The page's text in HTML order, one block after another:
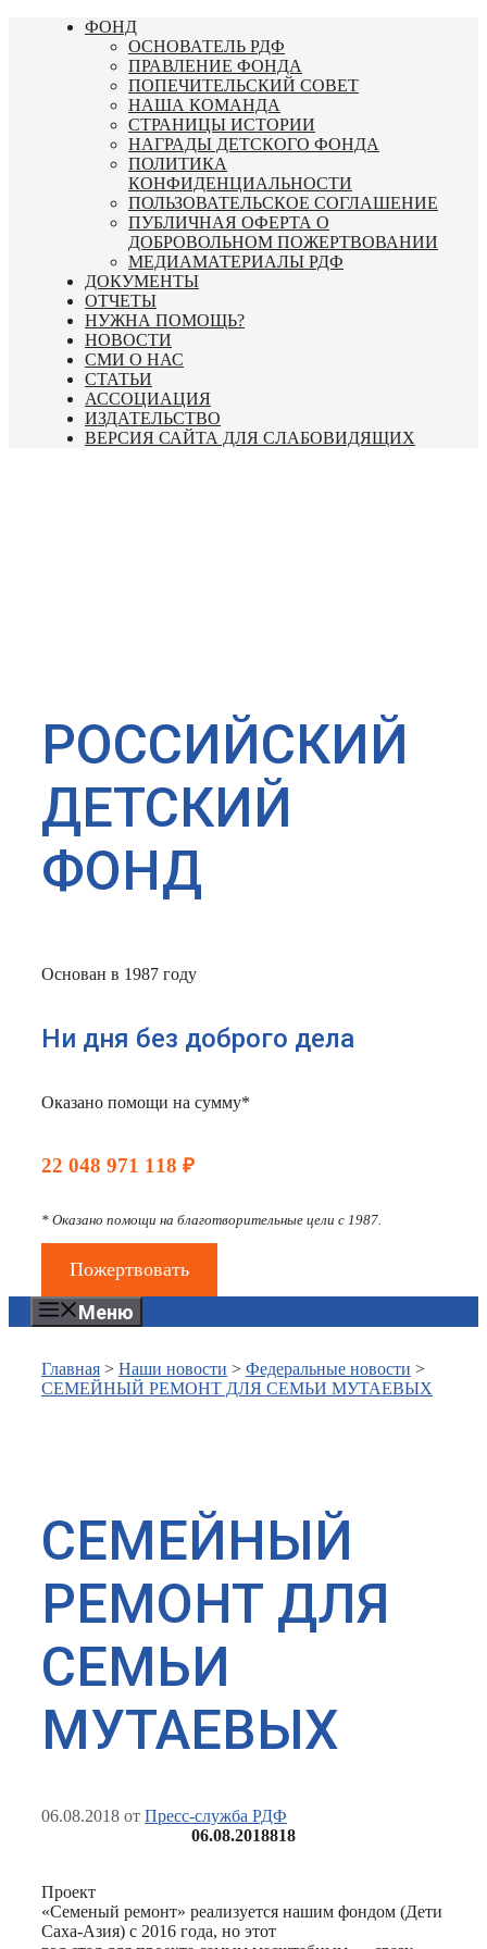
Перейти
ФОНД
ОСНОВАТЕЛЬ РДФ
ПРАВЛЕНИЕ ФОНДА
ПОПЕЧИТЕЛЬСКИЙ СОВЕТ
НАША КОМАНДА
СТРАНИЦЫ ИСТОРИИ
НАГРАДЫ ДЕТСКОГО ФОНДА
ПОЛИТИКА
КОНФИДЕНЦИАЛЬНОСТИ
ПОЛЬЗОВАТЕЛЬСКОЕ СОГЛАШЕНИЕ
ПУБЛИЧНАЯ ОФЕРТА О
ДОБРОВОЛЬНОМ ПОЖЕРТВОВАНИИ
МЕДИАМАТЕРИАЛЫ РДФ
ДОКУМЕНТЫ
ОТЧЕТЫ
НУЖНА ПОМОЩЬ?
НОВОСТИ
СМИ О НАС
СТАТЬИ
АССОЦИАЦИЯ
ИЗДАТЕЛЬСТВО
ВЕРСИЯ САЙТА ДЛЯ СЛАБОВИДЯЩИХ
РОССИЙСКИЙ
ДЕТСКИЙ
ФОНД
Основан в 1987 году
Ни дня без доброго дела
Оказано помощи на сумму*
22 048 971 118 ₽
* Оказано помощи на благотворительные цели с 1987.
Пожертвовать
Меню
Главная > Наши новости > Федеральные новости >
СЕМЕЙНЫЙ РЕМОНТ ДЛЯ СЕМЬИ МУТАЕВЫХ
СЕМЕЙНЫЙ
РЕМОНТ ДЛЯ
СЕМЬИ
МУТАЕВЫХ
06.08.2018 от Пресс-служба РДФ
06.08.2018818
Проект
«Семеный ремонт» реализуется нашим фондом (Дети
Саха-Азия) с 2016 года, но этот